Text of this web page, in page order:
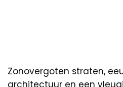
Zonovergoten straten,
architectuur en een